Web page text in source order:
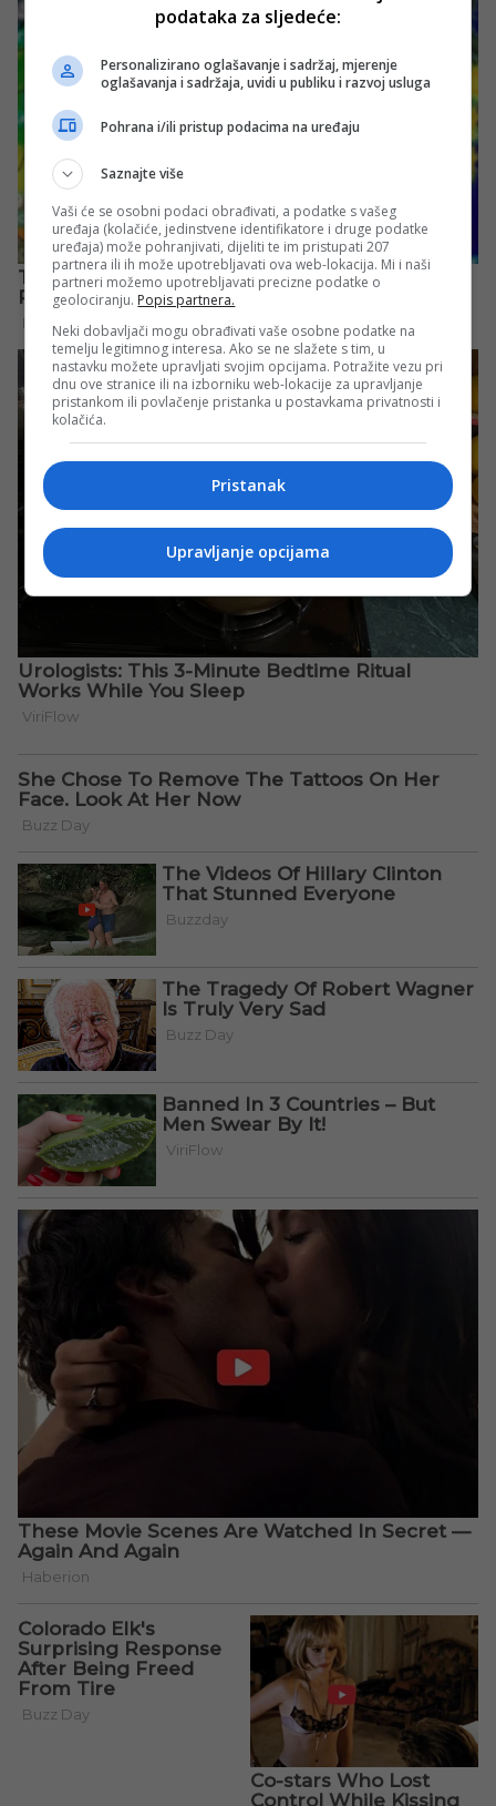
podataka za sljedeće:
Personalizirano oglašavanje i sadržaj, mjerenje
oglašavanja i sadržaja, uvidi u publiku i razvoj usluga
Pohrana i/ili pristup podacima na uređaju
Saznajte više
Vaši će se osobni podaci obrađivati, a podatke s vašeg
uređaja (kolačiće, jedinstvene identifikatore i druge podatke
uređaja) može pohranjivati, dijeliti te im pristupati 207
partnera ili ih može upotrebljavati ova web-lokacija. Mi i naši
partneri možemo upotrebljavati precizne podatke o
geolociranju. Popis partnera.
Neki dobavljači mogu obrađivati vaše osobne podatke na
temelju legitimnog interesa. Ako se ne slažete s tim, u
nastavku možete upravljati svojim opcijama. Potražite vezu pri
dnu ove stranice ili na izborniku web-lokacije za upravljanje
pristankom ili povlačenje pristanka u postavkama privatnosti i
kolačića.
Pristanak
Upravljanje opcijama